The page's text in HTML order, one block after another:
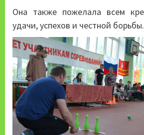
Она также пожелала всем
удачи, успехов и честной борьбы.